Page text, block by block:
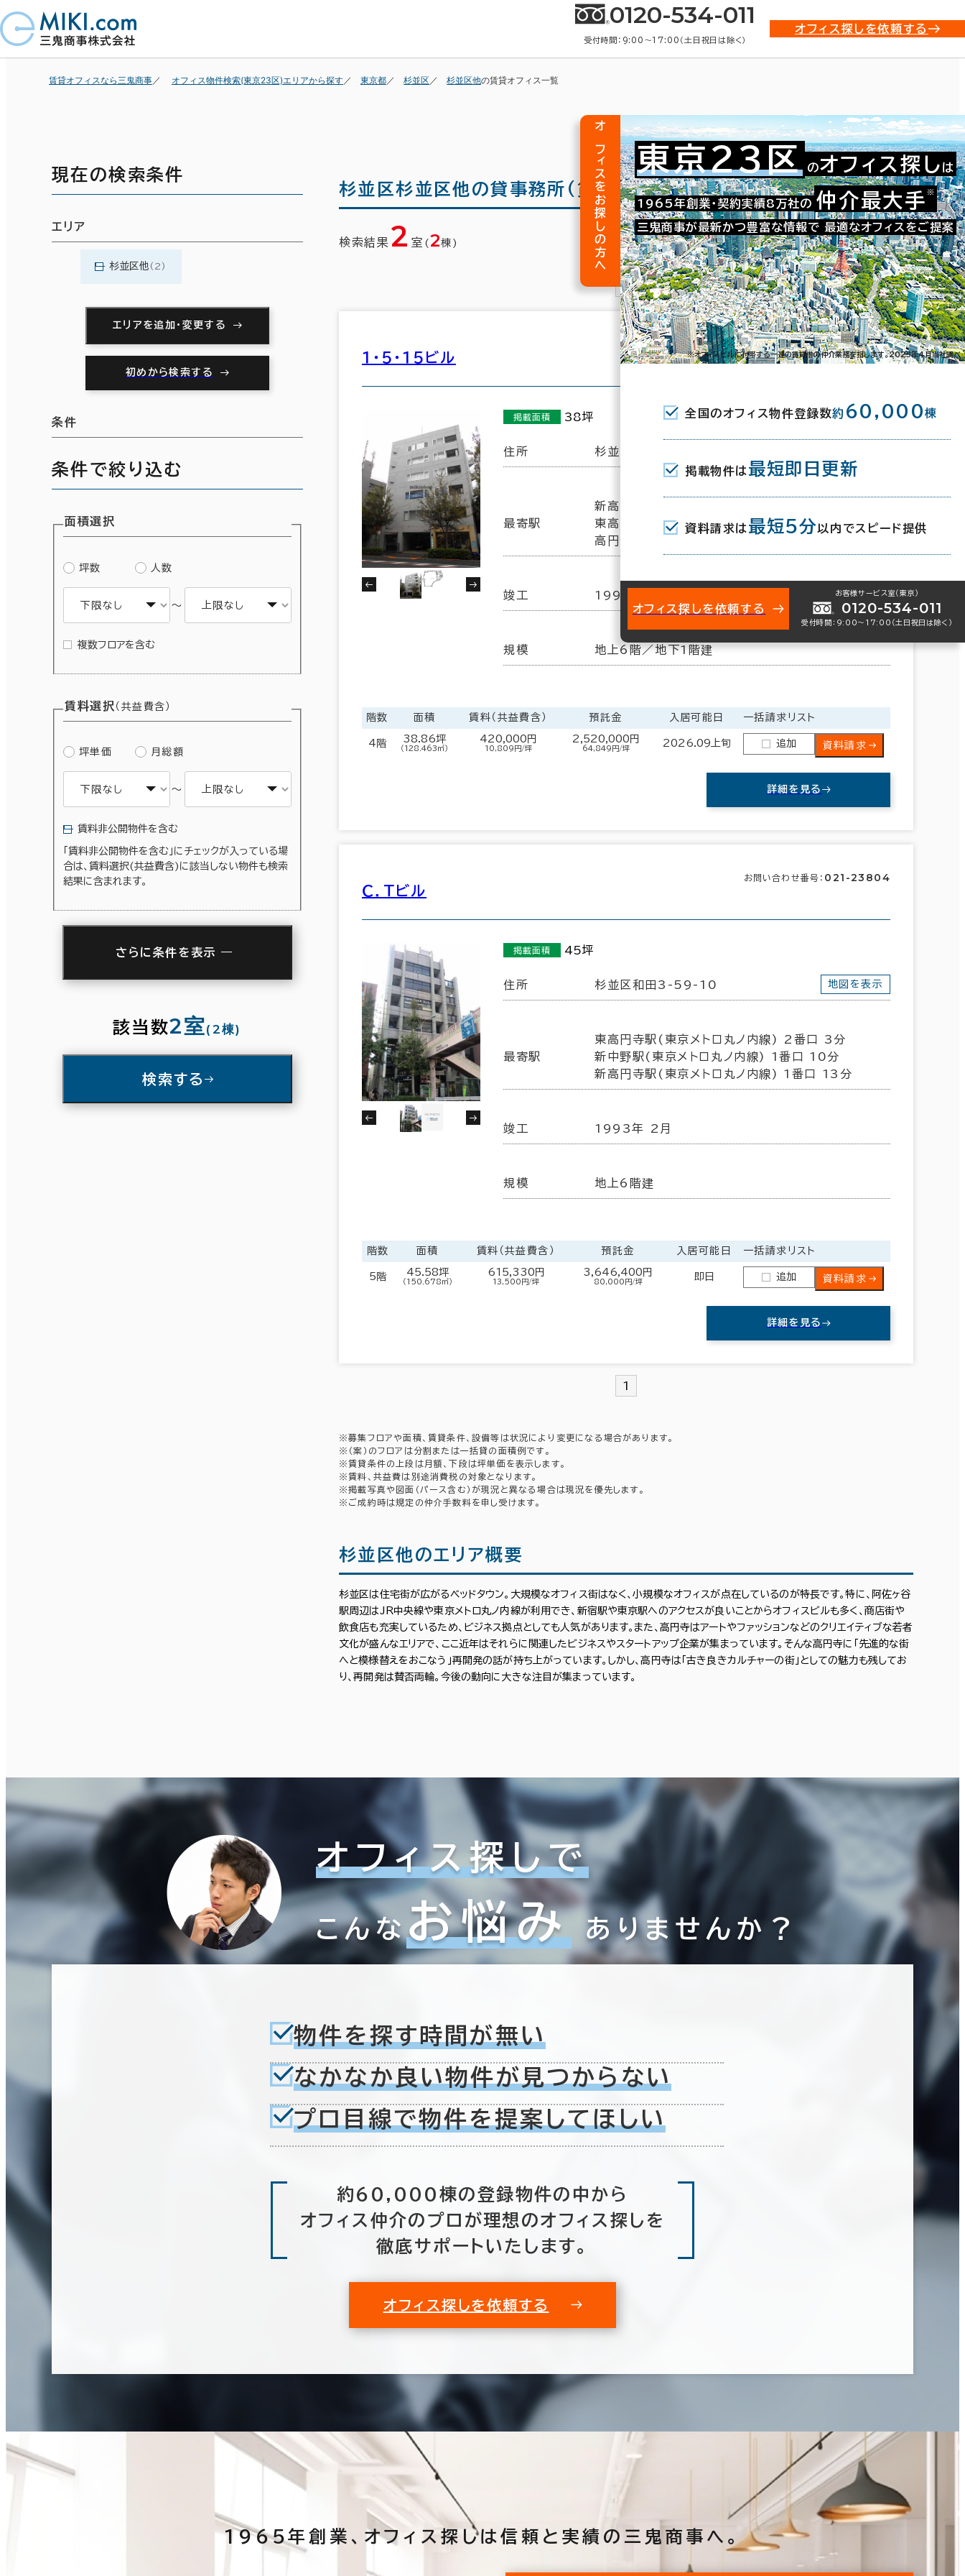
0120-534-011
受付時間：9:00〜17:00（土日祝日は除く）
オフィス探しを依頼する
賃貸オフィスなら三鬼商事 オフィス物件検索(東京23区)エリアから探す 東京都 杉並区 杉並区他の賃貸オフィス一覧
杉並区杉並区他の貸事務所(賃貸事務所)・賃貸オフィス物件一覧
検索結果 2 室 ( 2棟) 条件で絞り込む
1
１・５・１５ビル
お問い合わせ番号：021-10719
掲載面積 38坪
住所 杉並区梅里1-5-15
最寄駅
新高円寺駅(東京メトロ丸ノ内線) 1番口 2分
東高円寺駅(東京メトロ丸ノ内線) 1番口 12分
高円寺駅(JR) 南口 13分
竣工 1991年 7月
規模 地上6階／地下1階建
階数 面積 賃料（共益費含） 預託金 入居可能日 一括請求リスト
4階 38.86坪
（128.463㎡）
420,000円
10,809円/坪
2,520,000円
64,849円/坪 2026.09上旬 追加 資料請求
詳細を見る
Ｃ．Ｔビル
お問い合わせ番号： 021-23804
掲載面積 45坪
住所 杉並区和田3-59-10 地図を表示
最寄駅
東高円寺駅(東京メトロ丸ノ内線) 2番口 3分
新中野駅(東京メトロ丸ノ内線) 1番口 10分
新高円寺駅(東京メトロ丸ノ内線) 1番口 13分
竣工 1993年 2月
規模 地上6階建
階数 面積 賃料（共益費含） 預託金 入居可能日 一括請求リスト
5階 45.58坪
（150.678㎡）
615,330円
13,500円/坪
3,646,400円
80,000円/坪 即日 追加 資料請求
詳細を見る
1
※募集フロアや面積、賃貸条件、設備等は状況により変更になる場合があります。
※（案）のフロアは分割または一括貸の面積例です。
※賃貸条件の上段は月額、下段は坪単価を表示します。
※賃料、共益費は別途消費税の対象となります。
※掲載写真や図面（パース含む）が現況と異なる場合は現況を優先します。
※ご成約時は規定の仲介手数料を申し受けます。
杉並区他のエリア概要
杉並区は住宅街が広がるベッドタウン。大規模なオフィス街はなく、小規模なオフィスが点在しているのが特長です。特に、阿佐ヶ谷
駅周辺はJR中央線や東京メトロ丸ノ内線が利用でき、新宿駅や東京駅へのアクセスが良いことからオフィスビルも多く、商店街や
飲食店も充実しているため、ビジネス拠点としても人気があります。また、高円寺はアートやファッションなどのクリエイティブな若者
文化が盛んなエリアで、ここ近年はそれらに関連したビジネスやスタートアップ企業が集まっています。そんな高円寺に「先進的な街
へと模様替えをおこなう」再開発の話が持ち上がっています。しかし、高円寺は「古き良きカルチャーの街」としての魅力も残してお
り、再開発は賛否両輪。今後の動向に大きな注目が集まっています。
現在の検索条件
エリア
杉並区他 (2)
エリアを追加・変更する
初めから検索する
条件
条件で絞り込む
面積選択
坪数 人数
～
複数フロアを含む
賃料選択 （共益費含）
坪単価 月総額
～
賃料非公開物件を含む
「賃料非公開物件を含む」にチェックが入っている場
合は、賃料選択(共益費含)に該当しない物件も検索
結果に含まれます。
入居可能時期
さらに条件を表示
該当数2室(2棟)
検索する
オフィス探しで
こんな お悩み ありませんか？
物件を探す時間が無い
なかなか良い物件が 見つからない
プロ目線で物件を提案してほしい
約60,000棟の登録物件の中から
オフィス仲介のプロが理想のオフィス探しを
徹底サポートいたします。
オフィス探しを依頼する
東京都下 (161)
中央区 (648) 港区 (691)
墨田区 (35)
世田谷区 (22) 中野区 (16) 杉並区 (17)
練馬区 (5) 北区 (7) 荒川区 (7)
葛飾区 (5) 江戸川区
この条件で検索する
条件で絞り込む
６か月以上
階数
その他
制震・免震構造 駐車場設備あり 1フロア面積100坪以上
この条件で検索する
オフィスをお探しの方へ 東京23区 のオフィス探し は
1965年創業・契約実績8万社の 仲介最大手 ※
三鬼商事が最新かつ豊富な情報で 最適なオフィスをご提案
※オフィスビルに付帯する一連の賃貸借の仲介業務を指します。2023年4月当社調べ
全国のオフィス物件登録数約 60,000棟
掲載物件は 最短即日更新
資料請求は 最短5分 以内でスピード提供
オフィス探しを依頼する
お客様サービス室（東京）
0120-534-011
受付時間：9:00〜17:00（土日祝日は除く）
1965年創業、 オフィス探しは信頼と実績の三鬼商事へ。